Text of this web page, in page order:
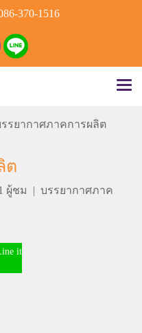
370-1516
รยากาศภาคการผลิต
ต
ผู้ชม | บรรยากาศภาค